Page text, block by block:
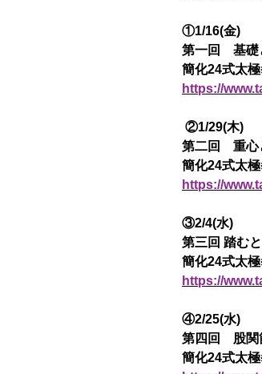
①1/16(金)
第一回 基礎
簡化24式太
https://
②1/29(木)
第二回 重心
簡化24式太
https://
③2/4(水)
第三回 踏む
簡化24式太
https://
④2/25(水)
第四回 股関
簡化24式太